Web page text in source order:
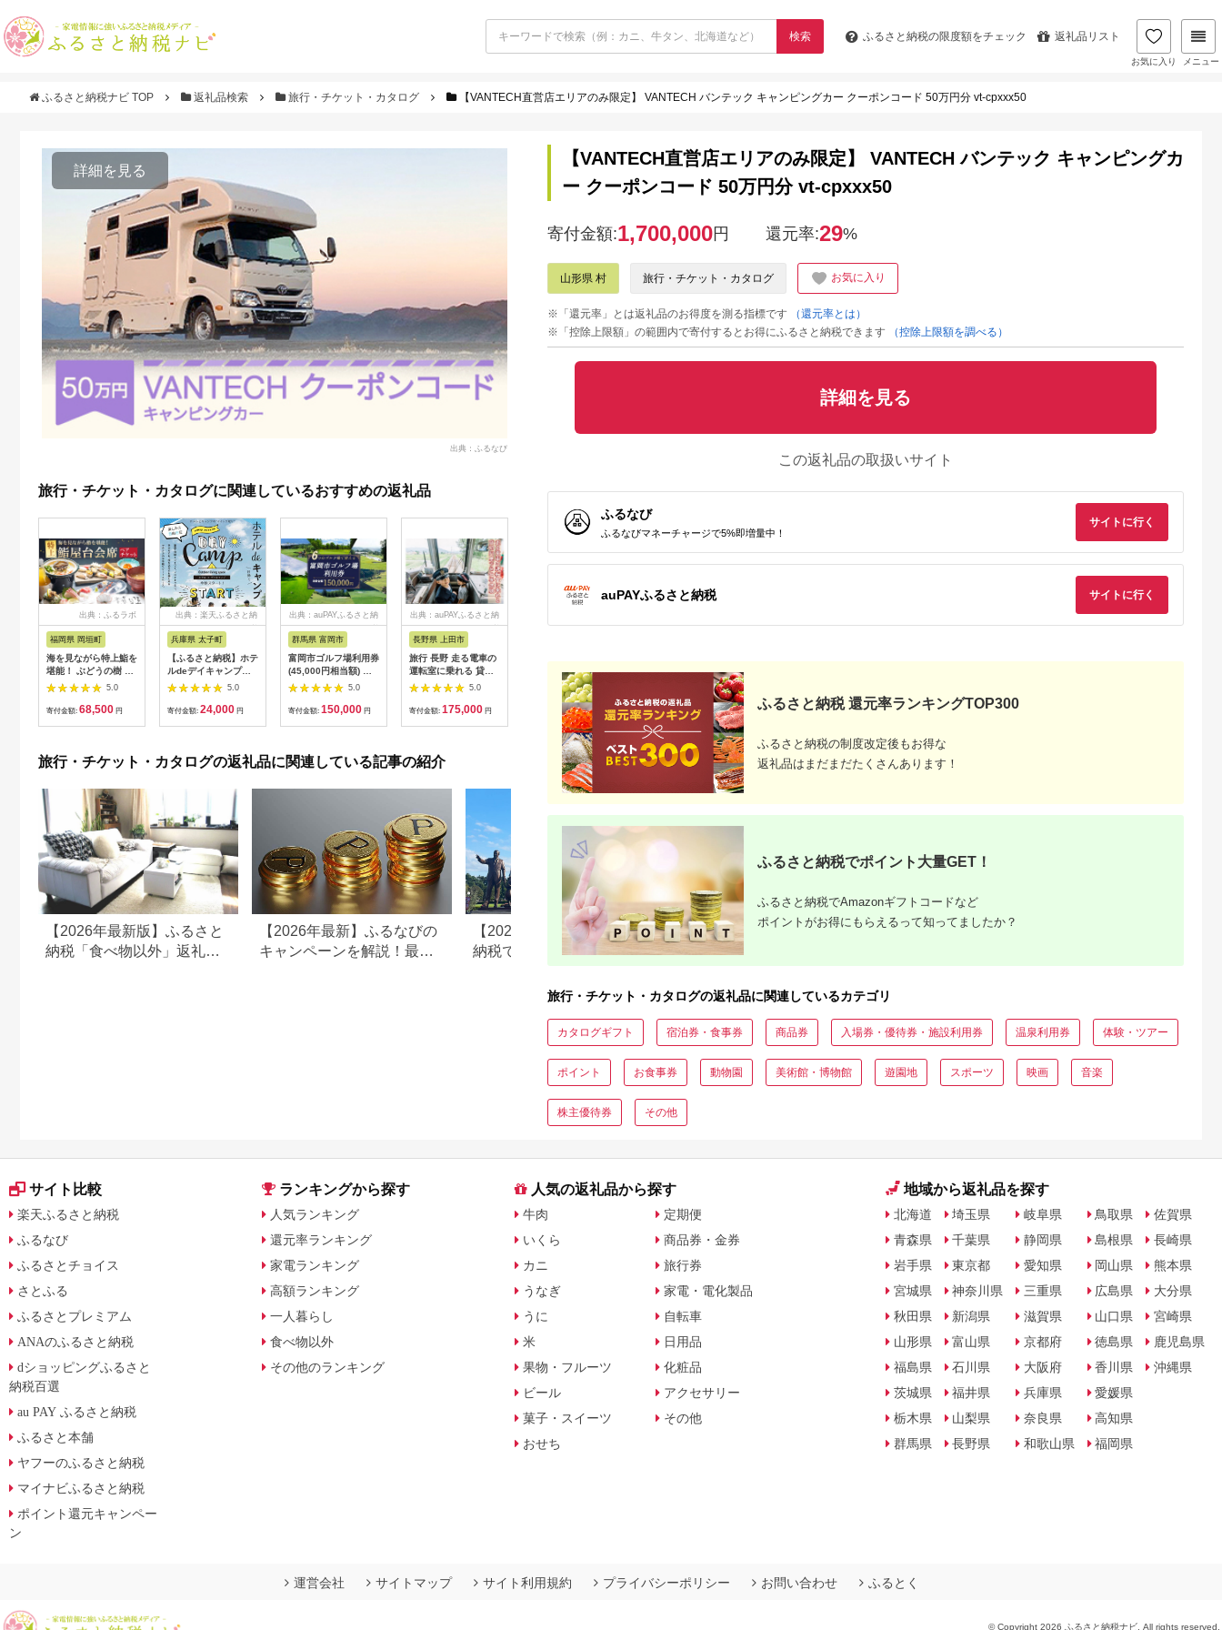
検索 ふるさと納税の限度額をチェック 返礼品リスト
お気に入り メニュー
ふるさと納税ナビ TOP 返礼品検索 旅行・チケット・カタログ 【VANTECH直営店エリアのみ限定】 VANTECH バンテック キャンピングカー クーポンコード 50万円分 vt-cpxxx50
詳細を見る
出典：ふるなび
旅行・チケット・カタログに関連しているおすすめの返礼品
出典：ふるラボ
福岡県 岡垣町
海を見ながら特上鮨を
堪能！ ぶどうの樹 鮨
屋台ペア お食事券 海
鮮 海 屋台 食事 ペア
福岡県 岡垣町
5.0
寄付金額: 68,500 円
出典：楽天ふるさと納
税
兵庫県 太子町
【ふるさと納税】ホテ
ルdeデイキャンプ体
験チケット
【1364991】
5.0
寄付金額: 24,000 円
出典：auPAYふるさと納
税
群馬県 富岡市
富岡市ゴルフ場利用券
(45,000円相当額) ゴ
ルフ チケット 平日 土
日 祝日 プレー券 関東
群馬県 首都圏 F20E-
5.0
寄付金額: 150,000 円
出典：auPAYふるさと納
税
長野県 上田市
旅行 長野 走る電車の
運転室に乗れる 貸切
列車でお仕事体験 体
験 チケット 電車 鉄道
列車 サービス 子供 子
5.0
寄付金額: 175,000 円
るさと納税
ラブ利用券（150,000
円分）【0018-007】
5.0
寄付金額:500,000 円
税
ホテル別館・伊東園ホ
テル松川館 ご宿泊券
1泊2日2食付き(1名様
分:GAタイプ)
【1044937】
5.0
寄付金額:30,000円
アム
神奈川県 大磯町 お惣
菜 手作り 大磯名産品
揚げ物 母の日 ギフト
お歳暮 食品 敬老の日
おかず 有名地元店 こ
寄付金額:169,000 円
NS-2
寄付金額: 50,000 円
出典：ふるラボ
寄付金額:
出典：auPAYふるさと
旅行・チケット・カタログの返礼品に関連している記事の紹介
【2026年最新版】ふるさと
納税「食べ物以外」返礼品
【2026年最新】ふるなびの
キャンペーンを解説！最大
【2026年最新版】ふるさと
納税でディズニー返礼品は
もらえる？ホテル・チケッ
ト・公式グッズを徹底解説
ふるさと納税、年収いくら
で30万円寄付できる？おす
すめ返礼品も紹介
【VANTECH直営店エリアのみ限定】 VANTECH バンテック キャンピングカ
ー クーポンコード 50万円分 vt-cpxxx50
寄付金額:1,700,000円 還元率:29%
山形県 村 旅行・チケット・カタログ お気に入り
※「還元率」とは返礼品のお得度を測る指標です
（還元率とは）
※「控除上限額」の範囲内で寄付するとお得にふるさと納税できます
（控除上限額を調べる）
詳細を見る
この返礼品の取扱いサイト
ふるなび
ふるなびマネーチャージで5%即増量中！
サイトに行く
auPAYふるさと納税 サイトに行く
ふるさと納税 還元率ランキングTOP300
ふるさと納税の制度改定後もお得な
返礼品はまだまだたくさんあります！
ふるさと納税でポイント大量GET！
ふるさと納税でAmazonギフトコードなど
ポイントがお得にもらえるって知ってましたか？
旅行・チケット・カタログの返礼品に関連しているカテゴリ
カタログギフト 宿泊券・食事券 商品券 入場券・優待券・施設利用券 温泉利用券 体験・ツアー
ポイント お食事券 動物園 美術館・博物館 遊園地 スポーツ 映画 音楽
株主優待券 その他
サイト比較
楽天ふるさと納税
ふるなび
ふるさとチョイス
さとふる
ふるさとプレミアム
ANAのふるさと納税
dショッピングふるさと
納税百選
au PAY ふるさと納税
ふるさと本舗
ヤフーのふるさと納税
マイナビふるさと納税
ポイント還元キャンペー
ン
ランキングから探す
人気ランキング
還元率ランキング
家電ランキング
高額ランキング
一人暮らし
食べ物以外
その他のランキング
人気の返礼品から探す
牛肉
いくら
カニ
うなぎ
うに
米
果物・フルーツ
ビール
菓子・スイーツ
おせち
定期便
商品券・金券
旅行券
家電・電化製品
自転車
日用品
化粧品
アクセサリー
その他
地域から返礼品を探す
北海道
青森県
岩手県
宮城県
秋田県
山形県
福島県
茨城県
栃木県
群馬県
埼玉県
千葉県
東京都
神奈川県
新潟県
富山県
石川県
福井県
山梨県
長野県
岐阜県
静岡県
愛知県
三重県
滋賀県
京都府
大阪府
兵庫県
奈良県
和歌山県
鳥取県
島根県
岡山県
広島県
山口県
徳島県
香川県
愛媛県
高知県
福岡県
佐賀県
長崎県
熊本県
大分県
宮崎県
鹿児島県
沖縄県
運営会社 サイトマップ サイト利用規約 プライバシーポリシー お問い合わせ ふるとく
© Copyright 2026 ふるさと納税ナビ. All rights reserved.